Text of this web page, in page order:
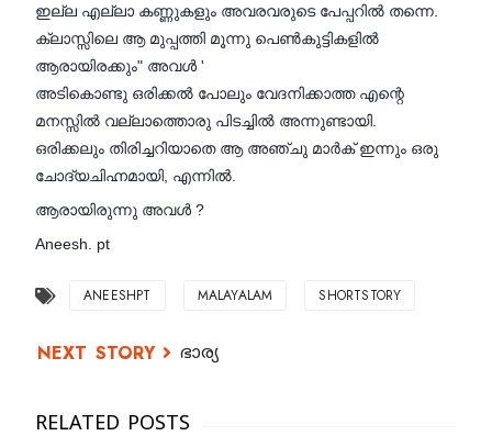
ഇല്ല എല്ലാ കണ്ണുകളും അവരവരുടെ പേപ്പറിൽ തന്നെ.
ക്ലാസ്സിലെ ആ മുപ്പത്തി മൂന്നു പെൺകുട്ടികളിൽ
ആരായിരക്കും" അവൾ '
അടികൊണ്ടു ഒരിക്കൽ പോലും വേദനിക്കാത്ത എന്റെ
മനസ്സിൽ വല്ലാത്തൊരു പിടച്ചിൽ അന്നുണ്ടായി.
ഒരിക്കലും തിരിച്ചറിയാതെ ആ അഞ്ചു മാർക് ഇന്നും ഒരു
ചോദ്യചിഹ്നമായി, എന്നിൽ.
ആരായിരുന്നു അവൾ ?
Aneesh. pt
ANEESHPT MALAYALAM SHORTSTORY
ഭാര്യ